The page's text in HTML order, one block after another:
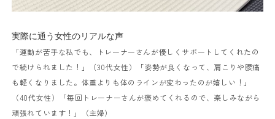
実際に通う女性のリアルな声
「運動が苦手な私でも、トレーナーさんが優しくサポートしてくれたの
で続けられました！」（30代女性）
「姿勢が良くなって、肩こりや腰痛
も軽くなりました。体重よりも体のラインが変わったのが嬉しい！」
（40代女性）
「毎回トレーナーさんが褒めてくれるので、楽しみながら
頑張れています！」（主婦）